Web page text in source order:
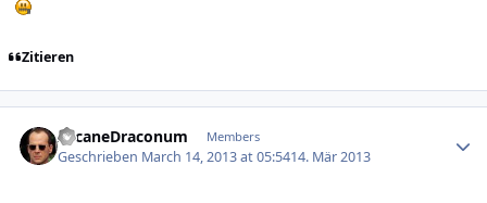
Zitieren
ArcaneDraconum Members
Geschrieben March 14, 2013 at 05:5414. Mär 2013